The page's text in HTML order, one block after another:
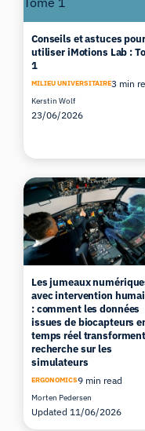
Conseils et astuces pour
utiliser iMotions Lab :
1
MILIEU UNIVERSITAIRE3 min
Kerstin Wolf
23/06/2026
Les jumeaux
avec intervention
: comment les données
issues de biocapteurs
temps réel
recherche sur les
simulateurs
ERGONOMICS9 min read
Morten Pedersen
Updated 11/06/2026